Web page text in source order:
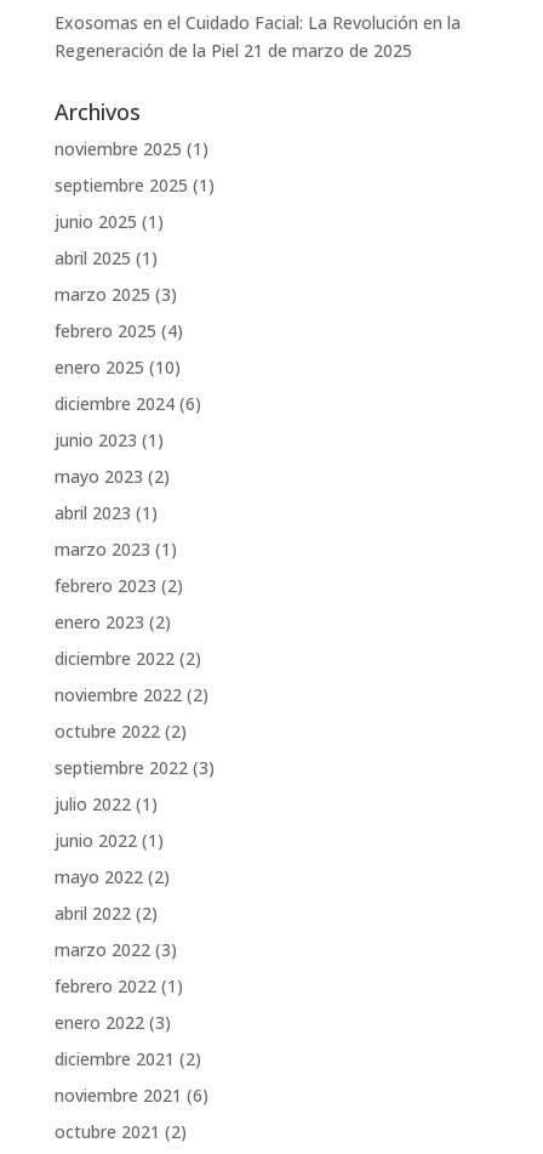
Exosomas en el Cuidado Facial: La Revolución en la
Regeneración de la Piel 21 de marzo de 2025
Archivos
noviembre 2025 (1)
septiembre 2025 (1)
junio 2025 (1)
abril 2025 (1)
marzo 2025 (3)
febrero 2025 (4)
enero 2025 (10)
diciembre 2024(6)
junio 2023 (1)
mayo 2023 (2)
abril 2023 (1)
marzo 2023 (1)
febrero 2023 (2)
enero 2023 (2)
diciembre 2022(2)
noviembre 2022(2)
octubre 2022(2)
septiembre 2022(3)
julio 2022(1)
junio 2022(1)
mayo 2022(2)
abril 2022(2)
marzo 2022(3)
febrero 2022(1)
enero 2022(3)
diciembre 2021 (2)
noviembre 2021 (6)
octubre 2021 (2)